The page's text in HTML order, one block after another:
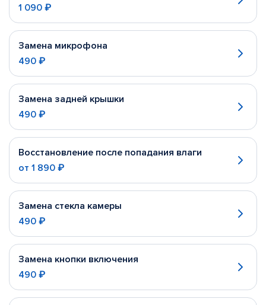
1 090 ₽
Замена микрофона
490 ₽
Замена задней крышки
490 ₽
Восстановление после попадания влаги
от 1 890 ₽
Замена стекла камеры
490 ₽
Замена кнопки включения
490 ₽